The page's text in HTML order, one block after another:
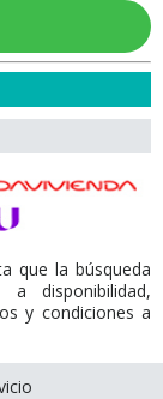
que la búsqueda
disponibilidad,
y condiciones a